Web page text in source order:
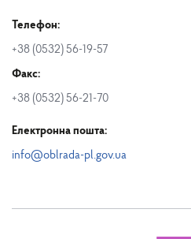
Телефон:
+38 (0532) 56-19-57
Факс:
+38 (0532) 56-21-70
Електронна пошта:
info@oblrada-pl.gov.ua